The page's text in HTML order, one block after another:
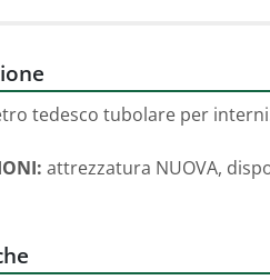
tedesco tubolare per
attrezzatura NUOVA,